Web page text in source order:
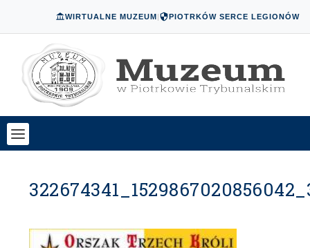
WIRTUALNE MUZEUM| PIOTRKÓW SERCE LEGIONÓW